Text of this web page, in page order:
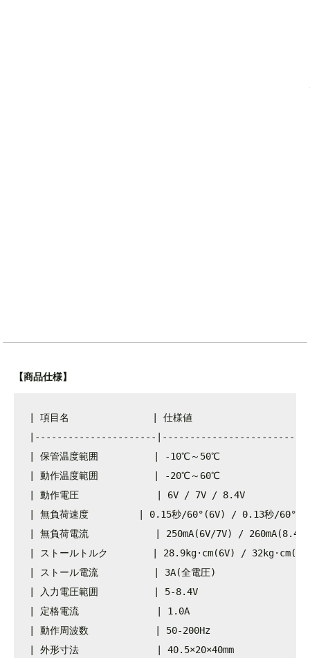
【商品仕様】
| 項目名               |
|----------------------
| 保管温度範囲          | -
| 動作温度範囲          | -
| 動作電圧              | 6V /
| 無負荷速度         | 0.15秒/60°(6V) / 0.13秒/
| 無負荷電流            | 250mA(6V/7V)
| ストールトルク        | 28.9kg·cm(6V) /
| ストール電流          |
| 入力電圧範囲
| 定格電流
| 動作周波数            |
| 外形寸法              |